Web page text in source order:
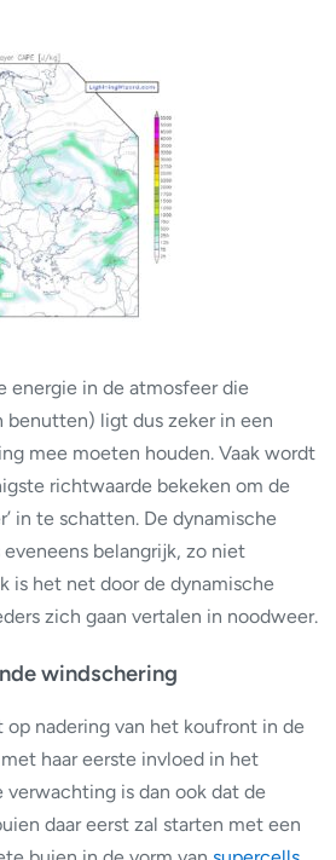
energie in de atmosfeer die
benutten) ligt dus zeker in een
mee moeten houden. Vaak wordt
richtwaarde bekeken om de
in te schatten. De dynamische
belangrijk, zo niet
is het net door de dynamische
zich gaan vertalen in noodweer.
windschering
op nadering van het koufront in de
haar eerste invloed in het
verwachting is dan ook dat de
daar eerst zal starten met een